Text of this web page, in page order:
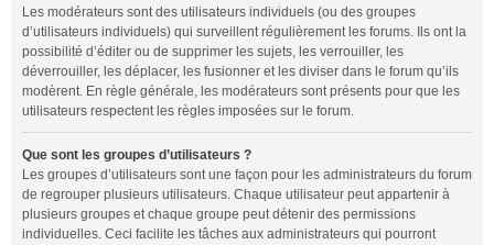
Les modérateurs sont des utilisateurs individuels (ou des groupes
d’utilisateurs individuels) qui surveillent régulièrement les forums. Ils ont la
possibilité d’éditer ou de supprimer les sujets, les verrouiller, les
déverrouiller, les déplacer, les fusionner et les diviser dans le forum qu’ils
modèrent. En règle générale, les modérateurs sont présents pour que les
utilisateurs respectent les règles imposées sur le forum.
Que sont les groupes d’utilisateurs ?
Les groupes d’utilisateurs sont une façon pour les administrateurs du forum
de regrouper plusieurs utilisateurs. Chaque utilisateur peut appartenir à
plusieurs groupes et chaque groupe peut détenir des permissions
individuelles. Ceci facilite les tâches aux administrateurs qui pourront